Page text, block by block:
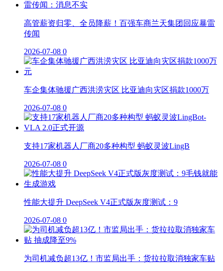
高管薪资归零、全员降薪！百强车商兰天集团回应暴雷
传闻
2026-07-08 0
车企集体驰援广西洪涝灾区 比亚迪向灾区捐款1000万
2026-07-08 0
支持17家机器人厂商20多种构型 蚂蚁灵波LingB
2026-07-08 0
性能大提升 DeepSeek V4正式版灰度测试：9
2026-07-08 0
为司机减负超13亿！市监局出手：货拉拉取消独家车贴